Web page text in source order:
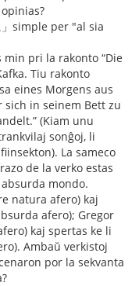
simple per "al sia
pri la rakonto “Die
Tiu rakonto
eines Morgens aus
in seinem Bett zu
(Kiam unu
sonĝoj, li
La sameco
de la verko estas
mondo.
natura afero) kaj
afero); Gregor
kaj spertas ke li
Ambaŭ verkistoj
por la sekvanta